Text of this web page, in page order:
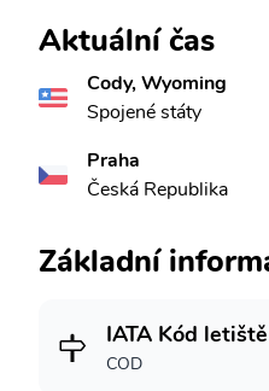
Aktuální čas
Cody, Wyoming
Spojené státy
Praha
Česká Republika
Základní
IATA Kód letiště
COD